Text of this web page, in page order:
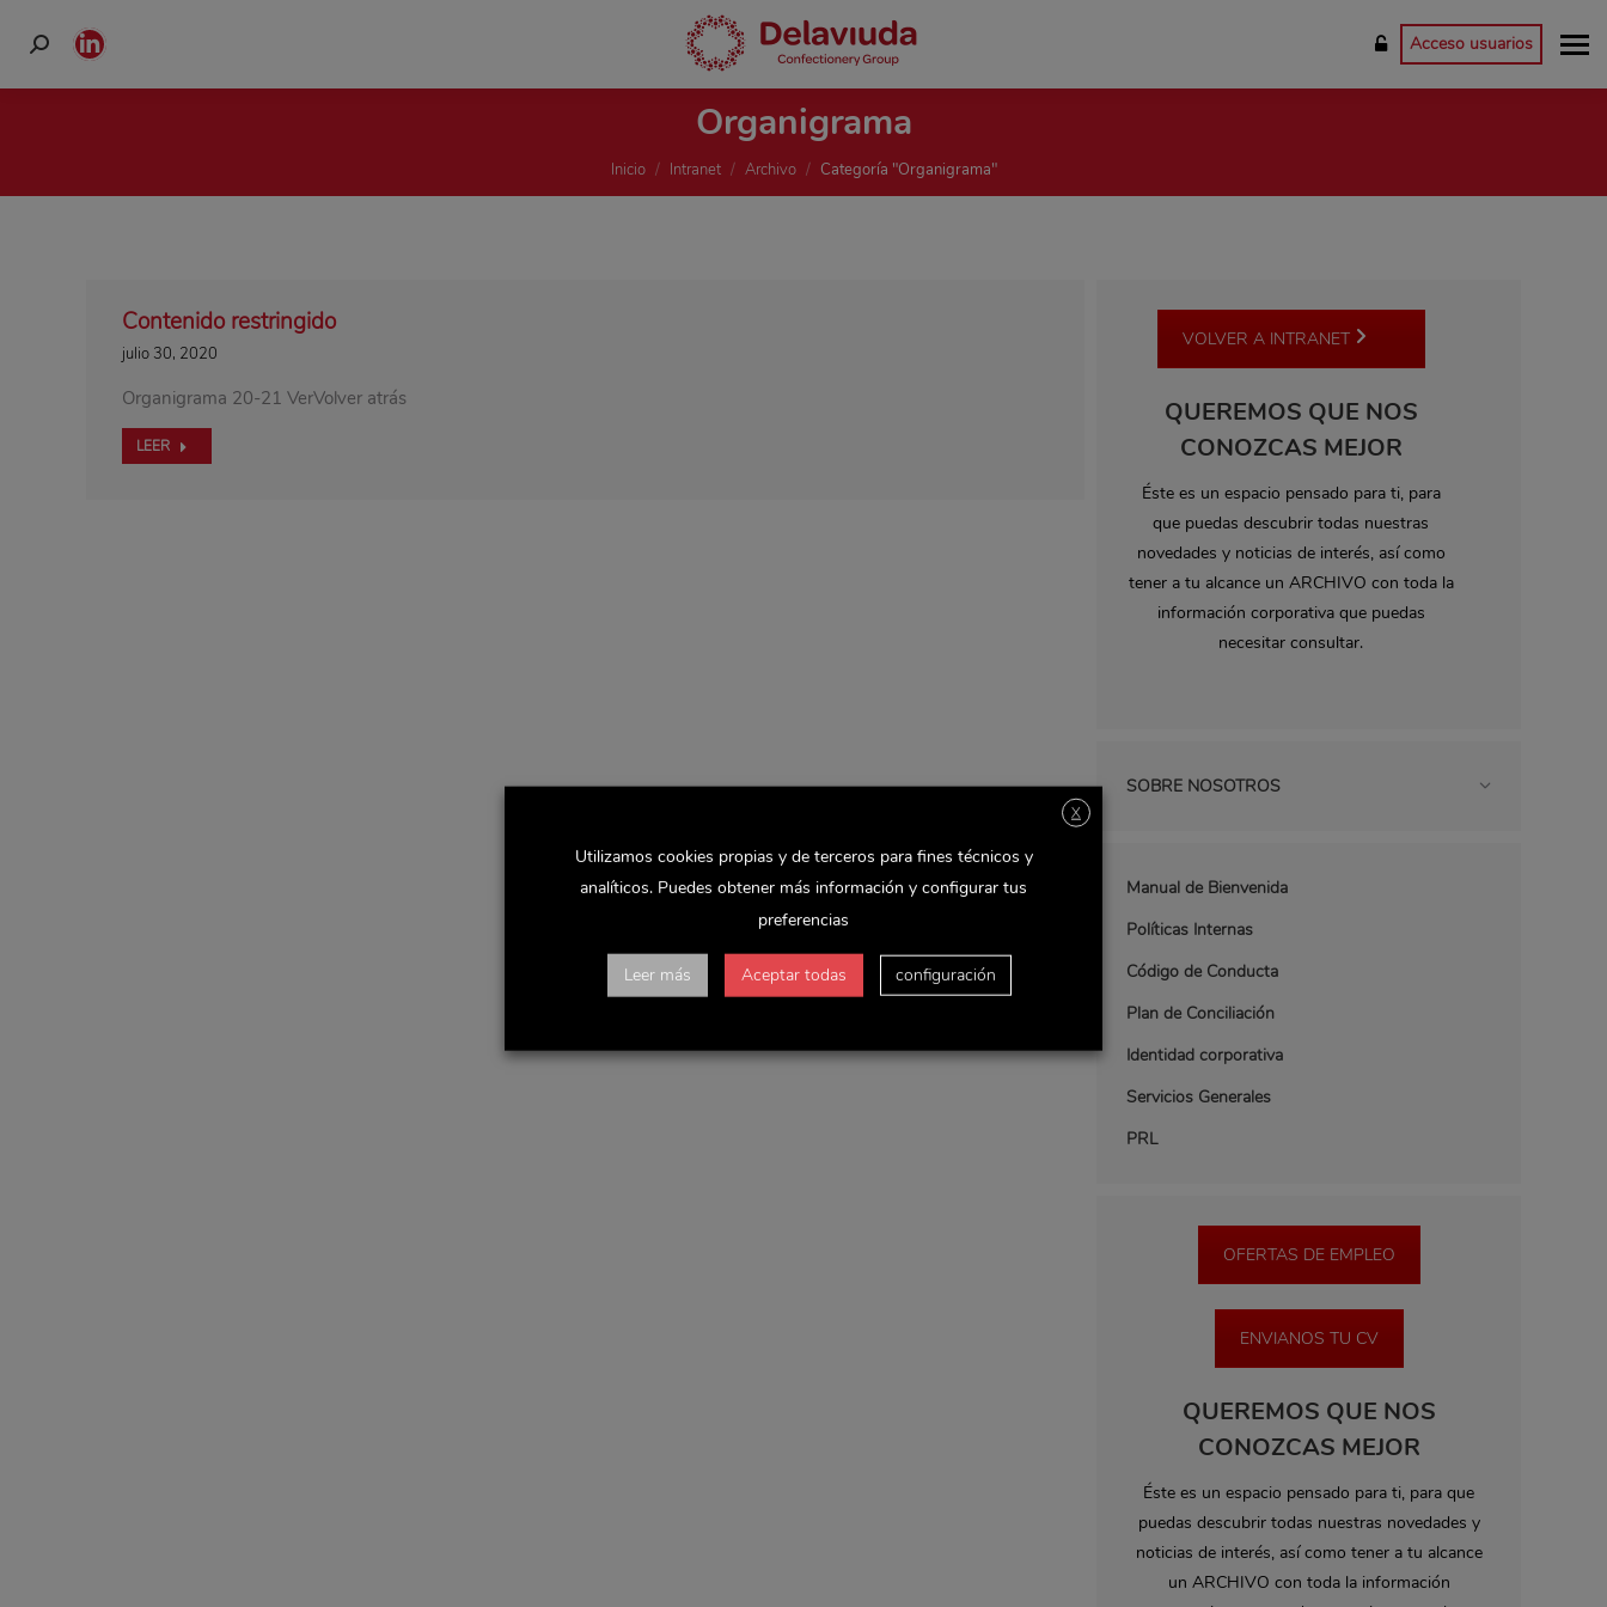
Buscar:
Linkedin
page
new
Acceso usuarios
Organigrama
Estás aquí:
Inicio Intranet Archivo Categoría "Organigrama"
Contenido restringido
julio 30, 2020
Organigrama 20-21 VerVolver atrás
LEER
VOLVER A INTRANET
QUEREMOS QUE NOS
CONOZCAS MEJOR
Éste es un espacio pensado para ti, para
que puedas descubrir todas nuestras
novedades y noticias de interés, así como
tener a tu alcance un ARCHIVO con toda la
información corporativa que puedas
necesitar consultar.
SOBRE NOSOTROS
Manual de Bienvenida
Políticas Internas
Código de Conducta
Plan de Conciliación
Identidad corporativa
Servicios Generales
PRL
OFERTAS DE EMPLEO
ENVIANOS TU CV
QUEREMOS QUE NOS
CONOZCAS MEJOR
Éste es un espacio pensado para ti, para que
puedas descubrir todas nuestras novedades y
noticias de interés, así como tener a tu alcance
un ARCHIVO con toda la información
X
Utilizamos cookies propias y de terceros para fines técnicos y
analíticos. Puedes obtener más información y configurar tus
preferencias
Leer más Aceptar todas configuración